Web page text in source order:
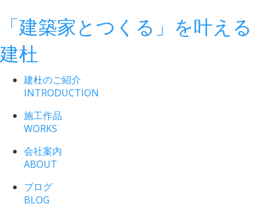
「建築家とつくる」 を叶える
建杜
建杜のご紹介
INTRODUCTION
施工作品
WORKS
会社案内
ABOUT
ブログ
BLOG